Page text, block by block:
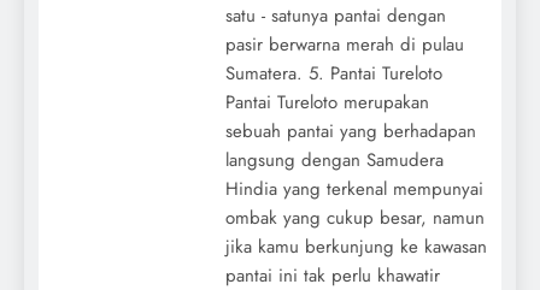
satu - satunya pantai dengan
pasir berwarna merah di pulau
Sumatera. 5. Pantai Tureloto
Pantai Tureloto merupakan
sebuah pantai yang berhadapan
langsung dengan Samudera
Hindia yang terkenal mempunyai
ombak yang cukup besar, namun
jika kamu berkunjung ke kawasan
pantai ini tak perlu khawatir